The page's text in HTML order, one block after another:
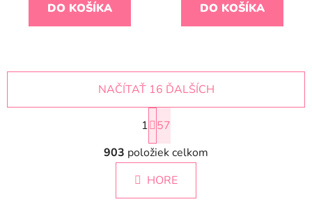
DO KOŠÍKA DO KOŠÍKA
O
v
l
á
d
NAČÍTAŤ 16 ĎALŠÍCH
S
t
r
á
n
k
1
57
903 položiek celkom
HORE